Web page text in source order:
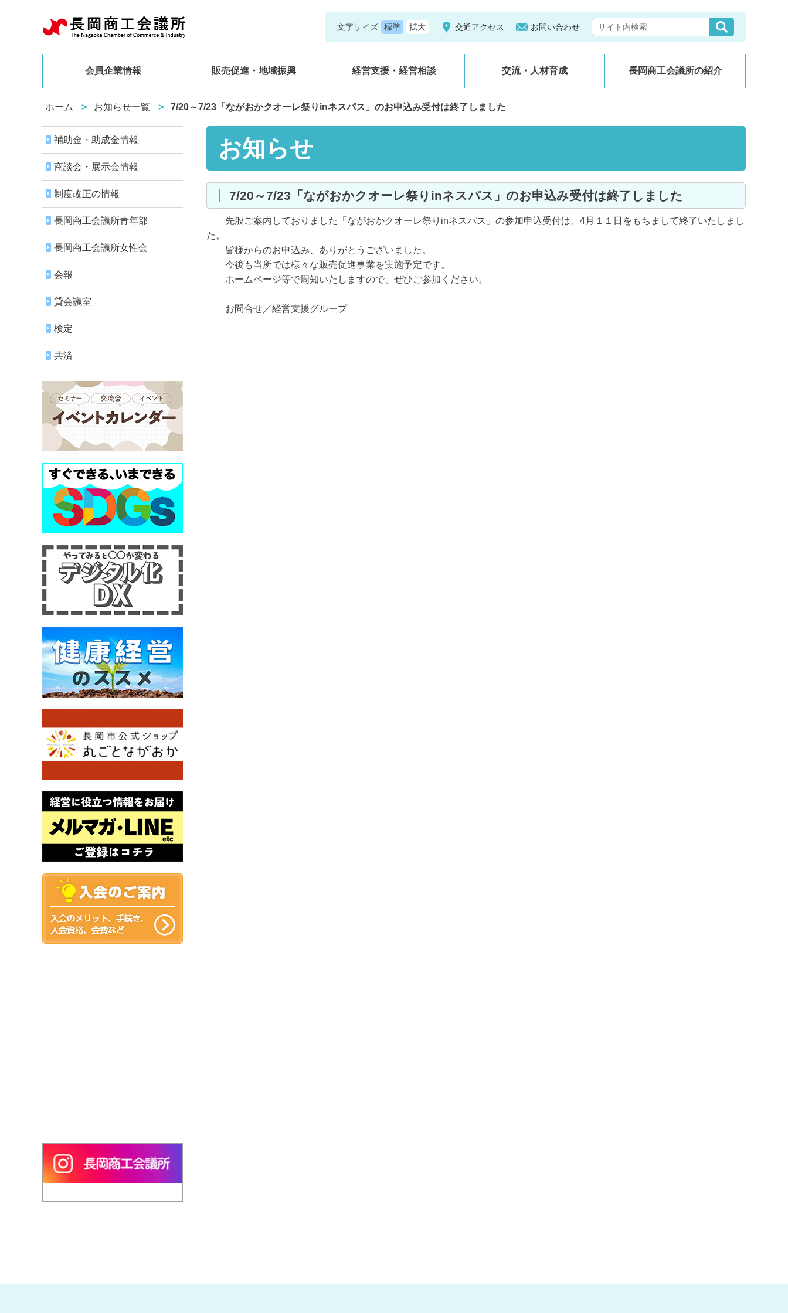
文字サイズ 交通アクセス お問い合わせ
会員企業情報 販売促進・地域振興 経営支援・経営相談 交流・人材育成 長岡商工会議所の紹介
ホーム お知らせ一覧 7/20～7/23「ながおかクオーレ祭りinネスパス」のお申込み受付は終了しました
お知らせ
7/20～7/23「ながおかクオーレ祭りinネスパス」のお申込み受付は終了しました
先般ご案内しておりました「ながおかクオーレ祭りinネスパス」の参加申込受付は、4月１１日をもちまして終了いたしまし
た。
皆様からのお申込み、ありがとうございました。
今後も当所では様々な販売促進事業を実施予定です。
ホームページ等で周知いたしますので、ぜひご参加ください。
お問合せ／経営支援グループ
補助金・助成金情報
商談会・展示会情報
制度改正の情報
長岡商工会議所青年部
長岡商工会議所女性会
会報
貸会議室
検定
共済